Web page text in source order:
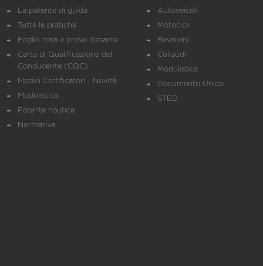
La patente di guida
Tutte le pratiche
Foglio rosa e prove d’esame
Carta di Qualificazione del
Conducente (CQC)
Medici Certificatori - Novità
Modulistica
Patente nautica
Normativa
Autoveicoli
Motocicli
Revisioni
Collaudi
Modulistica
Documento Unico
STED